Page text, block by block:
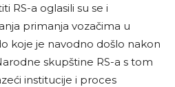
RS-a oglasili su se i
primanja vozačima u
koje je navodno došlo nakon
skupštine RS-a s tom
institucije i proces